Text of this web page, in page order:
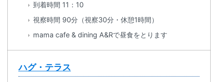
到着時間 11：10
視察時間 90分（視察30分・休憩1時間）
mama cafe & dining A&Rで昼食をとります
ハグ・テラス